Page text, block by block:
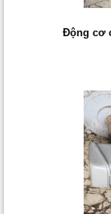
Động cơ